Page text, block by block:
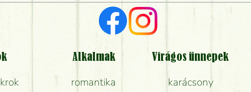
Vörös rózsát keresek, van önöknél?
Milyen visszajelzést kapok a virágküldésről?
Tényleg azt kapom, ami a képen van?
Mit kell tudni a virágcsokrok szállításáról?
Alkalmak
romantika
Virágos ünnepek
karácsony